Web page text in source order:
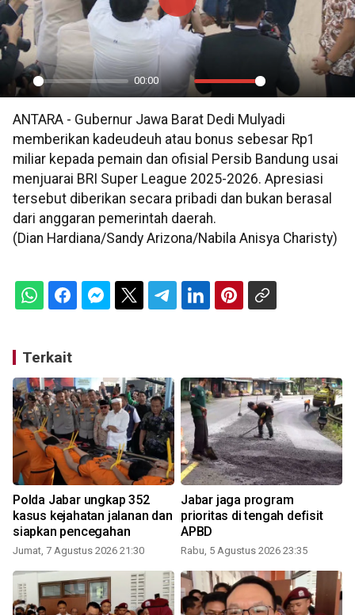
Play
00:00
Mute Settings
PIP
Play
ANTARA - Gubernur Jawa Barat Dedi Mulyadi
memberikan kadeudeuh atau bonus sebesar Rp1
miliar kepada pemain dan ofisial Persib Bandung usai
menjuarai BRI Super League 2025-2026. Apresiasi
tersebut diberikan secara pribadi dan bukan berasal
dari anggaran pemerintah daerah.
(Dian Hardiana/Sandy Arizona/Nabila Anisya Charisty)
Terkait
Polda Jabar ungkap 352
kasus kejahatan jalanan dan
siapkan pencegahan
Jumat, 7 Agustus 2026 21:30
Jabar jaga program
prioritas di tengah defisit
APBD
Rabu, 5 Agustus 2026 23:35